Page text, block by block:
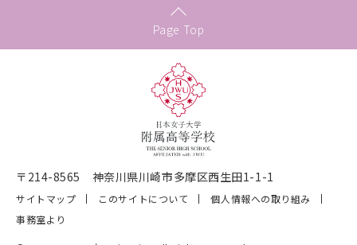
Page Top
〒214-8565 神奈川県川崎市多摩区西生田1-1-1
サイトマップ このサイトについて
個人情報への取り組み
事務室より